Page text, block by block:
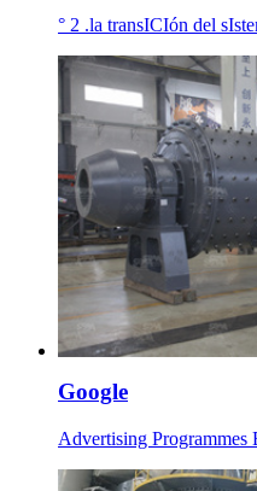
° 2 .la transICIón del
Google
Advertising